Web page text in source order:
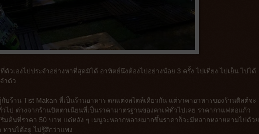
วเองไปประจำอย่างหาที่สุดมิได้ อาทิตย์นึงต้องไปอย่างน้อย 3 ครั้ง ไปเที่ยง ไปเย็น ไปได้
ำตัว
บร้าน Tist Makan ที่เป็นร้านอาหาร ตกแต่งสไตล์เดียวกัน แต่ราคาอาหารของร้านติสต์จะ
ไป ต่างจากร้านปัตตาเนียนที่เป็นราคามาตรฐานของคาเฟ่ทั่วไปเลย ราคากาแฟต่อแก้ว
มต้นที่ราคา 50 บาท แต่หลัง ๆ เมนูจะหลากหลายมากขึ้นราคาก็จะมีหลากหลายตามไปด้วย
านได้อยู่ ไม่รู้สึกว่าแพง